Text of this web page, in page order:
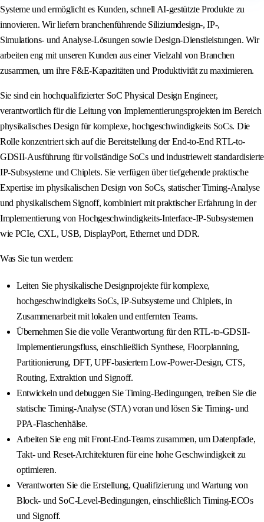
Systeme und ermöglicht es Kunden, schnell AI-gestützte Produkte zu
innovieren. Wir liefern branchenführende Siliziumdesign-, IP-,
Simulations- und Analyse-Lösungen sowie Design-Dienstleistungen. Wir
arbeiten eng mit unseren Kunden aus einer Vielzahl von Branchen
zusammen, um ihre F&E-Kapazitäten und Produktivität zu maximieren.
Sie sind ein hochqualifizierter SoC Physical Design Engineer,
verantwortlich für die Leitung von Implementierungsprojekten im Bereich
physikalisches Design für komplexe, hochgeschwindigkeits SoCs. Die
Rolle konzentriert sich auf die Bereitstellung der End-to-End RTL-to-
GDSII-Ausführung für vollständige SoCs und industrieweit standardisierte
IP-Subsysteme und Chiplets. Sie verfügen über tiefgehende praktische
Expertise im physikalischen Design von SoCs, statischer Timing-Analyse
und physikalischem Signoff, kombiniert mit praktischer Erfahrung in der
Implementierung von Hochgeschwindigkeits-Interface-IP-Subsystemen
wie PCIe, CXL, USB, DisplayPort, Ethernet und DDR.
Was Sie tun werden:
Leiten Sie physikalische Designprojekte für komplexe,
hochgeschwindigkeits SoCs, IP-Subsysteme und Chiplets, in
Zusammenarbeit mit lokalen und entfernten Teams.
Übernehmen Sie die volle Verantwortung für den RTL-to-GDSII-
Implementierungsfluss, einschließlich Synthese, Floorplanning,
Partitionierung, DFT, UPF-basiertem Low-Power-Design, CTS,
Routing, Extraktion und Signoff.
Entwickeln und debuggen Sie Timing-Bedingungen, treiben Sie die
statische Timing-Analyse (STA) voran und lösen Sie Timing- und
PPA-Flaschenhälse.
Arbeiten Sie eng mit Front-End-Teams zusammen, um Datenpfade,
Takt- und Reset-Architekturen für eine hohe Geschwindigkeit zu
optimieren.
Verantworten Sie die Erstellung, Qualifizierung und Wartung von
Block- und SoC-Level-Bedingungen, einschließlich Timing-ECOs
und Signoff.